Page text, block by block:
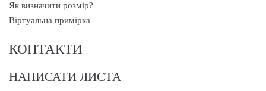
Як визначити розмір?
Віртуальна примірка
КОНТАКТИ
НАПИСАТИ ЛИСТА